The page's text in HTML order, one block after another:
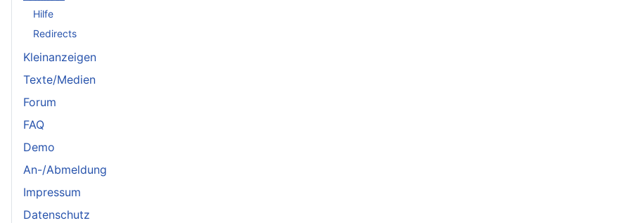
Hilfe
Redirects
Kleinanzeigen
Texte/Medien
Forum
FAQ
Demo
An-/Abmeldung
Impressum
Datenschutz